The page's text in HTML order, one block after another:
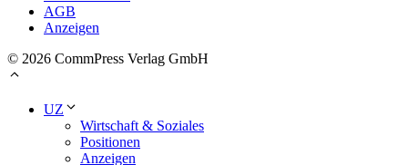
AGB
Anzeigen
© 2026 CommPress Verlag GmbH
UZ
Wirtschaft & Soziales
Positionen
Anzeigen